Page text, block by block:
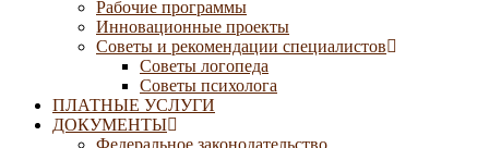
Рабочие программы
Инновационные проекты
Советы и рекомендации специалистов
Советы логопеда
Советы психолога
ПЛАТНЫЕ УСЛУГИ
ДОКУМЕНТЫ
Федеральное законодательство